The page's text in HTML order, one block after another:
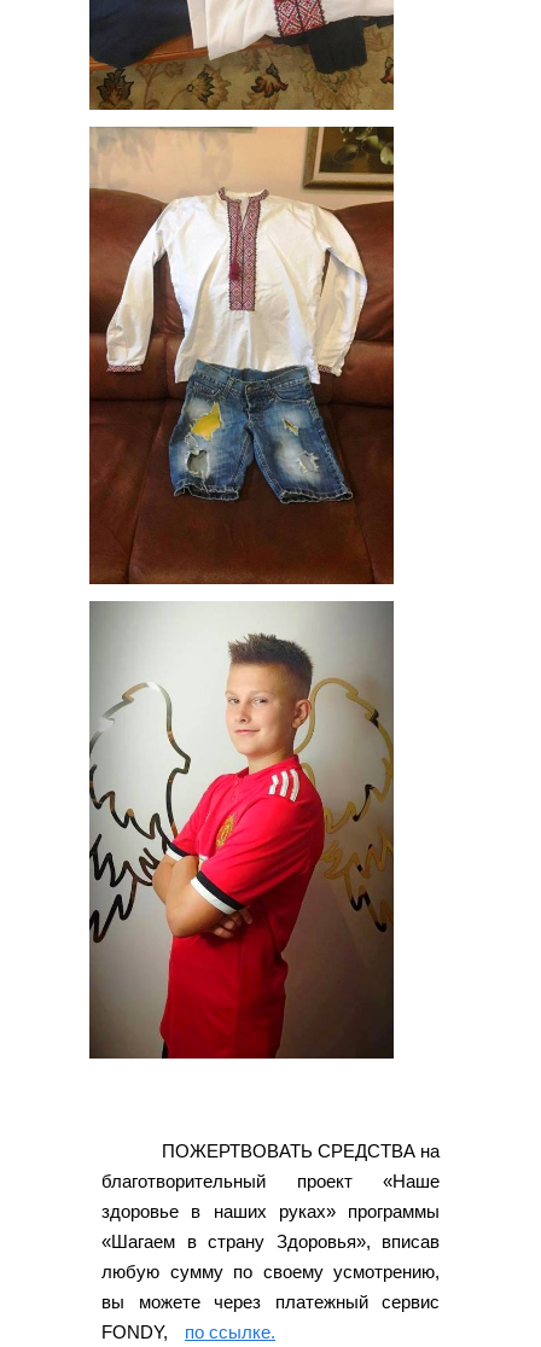
ПОЖЕРТВОВАТЬ СРЕДСТВА на
благотворительный проект «Наше
здоровье в наших руках» программы
«Шагаем в страну Здоровья», вписав
любую сумму по своему усмотрению,
вы можете через платежный сервис
FONDY,
по ссылке.